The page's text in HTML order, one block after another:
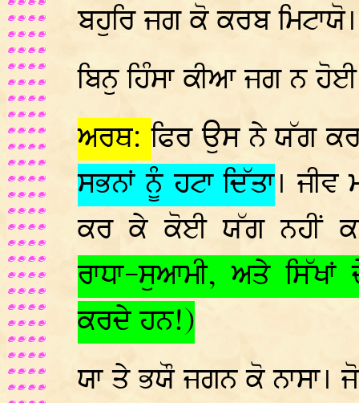
ਬਹੁਰਿ ਜਗ ਕੋ ਕਰਬ
ਬਿਨੁ ਹਿੰਸਾ ਕੀਆ ਜਗ ਨ
ਅਰਥ:ਫਿਰ ਉਸ ਨੇ ਯੱਗ
ਸਭਨਾਂ ਨੂੰ ਹਟਾ ਦਿੱਤਾ।
ਕਰ ਕੇ ਕੋਈ ਯੱਗ ਨਹੀਂ
ਰਾਧਾ-ਸੁਆਮੀ, ਅਤੇ
ਕਰਦੇ ਹਨ!)
ਯਾ ਤੇ ਭਯੌ ਜਗਨ ਕੋ ਨਾਸਾ।